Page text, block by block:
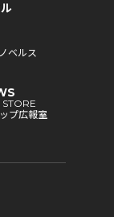
ベルス
プ広報室